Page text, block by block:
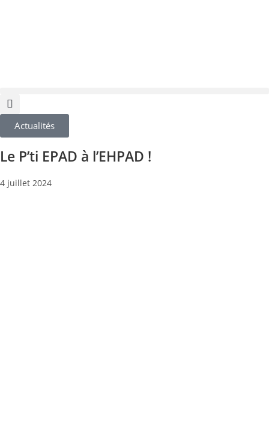
Actualités
Le P’ti EPAD à l’EHPAD !
4 juillet 2024